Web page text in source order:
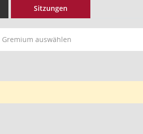
Sitzungen
Gremium auswählen